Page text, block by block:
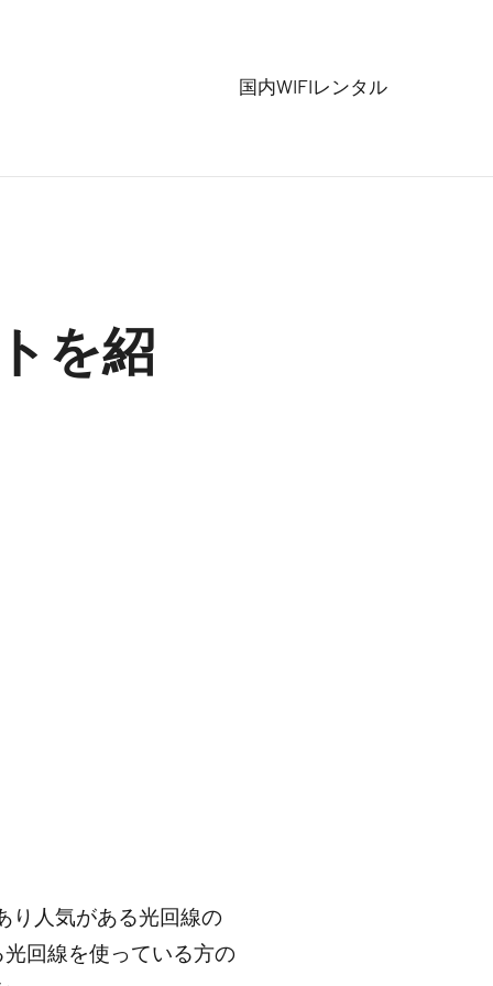
国内WIFIレンタル
を紹
り人気がある光回線の
回線を使っている方の